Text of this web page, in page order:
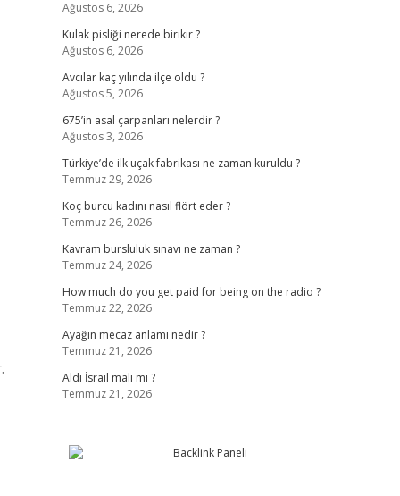
Ağustos 6, 2026
Kulak pisliği nerede birikir ?
Ağustos 6, 2026
Avcılar kaç yılında ilçe oldu ?
Ağustos 5, 2026
675’in asal çarpanları nelerdir ?
Ağustos 3, 2026
Türkiye’de ilk uçak fabrikası ne zaman kuruldu ?
Temmuz 29, 2026
Koç burcu kadını nasıl flört eder ?
Temmuz 26, 2026
Kavram bursluluk sınavı ne zaman ?
Temmuz 24, 2026
How much do you get paid for being on the radio ?
Temmuz 22, 2026
Ayağın mecaz anlamı nedir ?
Temmuz 21, 2026
Aldi İsrail malı mı ?
Temmuz 21, 2026